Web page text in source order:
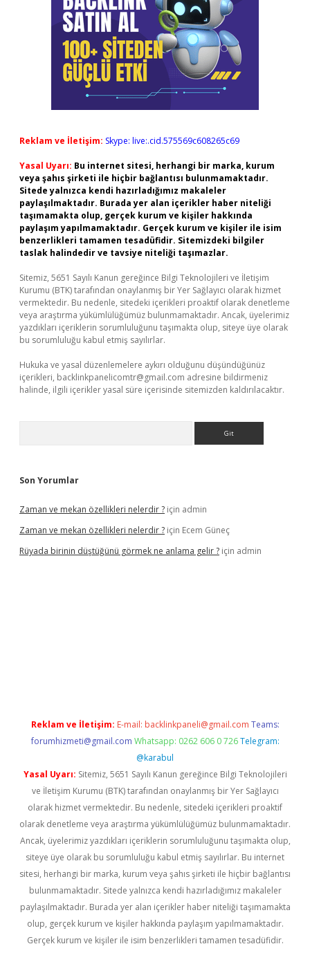
Reklam ve İletişim: Skype: live:.cid.575569c608265c69
Yasal Uyarı: Bu internet sitesi, herhangi bir marka, kurum
veya şahıs şirketi ile hiçbir bağlantısı bulunmamaktadır.
Sitede yalnızca kendi hazırladığımız makaleler
paylaşılmaktadır. Burada yer alan içerikler haber niteliği
taşımamakta olup, gerçek kurum ve kişiler hakkında
paylaşım yapılmamaktadır. Gerçek kurum ve kişiler ile isim
benzerlikleri tamamen tesadüfidir. Sitemizdeki bilgiler
taslak halindedir ve tavsiye niteliği taşımazlar.
Sitemiz, 5651 Sayılı Kanun gereğince Bilgi Teknolojileri ve İletişim
Kurumu (BTK) tarafından onaylanmış bir Yer Sağlayıcı olarak hizmet
vermektedir. Bu nedenle, sitedeki içerikleri proaktif olarak denetleme
veya araştırma yükümlülüğümüz bulunmamaktadır. Ancak, üyelerimiz
yazdıkları içeriklerin sorumluluğunu taşımakta olup, siteye üye olarak
bu sorumluluğu kabul etmiş sayılırlar.
Hukuka ve yasal düzenlemelere aykırı olduğunu düşündüğünüz
içerikleri, backlinkpanelicomtr@gmail.com adresine bildirmeniz
halinde, ilgili içerikler yasal süre içerisinde sitemizden kaldırılacaktır.
Son Yorumlar
Zaman ve mekan özellikleri nelerdir ? için admin
Zaman ve mekan özellikleri nelerdir ? için Ecem Güneç
Rüyada birinin düştüğünü görmek ne anlama gelir ? için admin
Reklam ve İletişim: E-mail: backlinkpaneli@gmail.com Teams:
forumhizmeti@gmail.com Whatsapp: 0262 606 0 726 Telegram:
@karabul
Yasal Uyarı: Sitemiz, 5651 Sayılı Kanun gereğince Bilgi Teknolojileri
ve İletişim Kurumu (BTK) tarafından onaylanmış bir Yer Sağlayıcı
olarak hizmet vermektedir. Bu nedenle, sitedeki içerikleri proaktif
olarak denetleme veya araştırma yükümlülüğümüz bulunmamaktadır.
Ancak, üyelerimiz yazdıkları içeriklerin sorumluluğunu taşımakta olup,
siteye üye olarak bu sorumluluğu kabul etmiş sayılırlar. Bu internet
sitesi, herhangi bir marka, kurum veya şahıs şirketi ile hiçbir bağlantısı
bulunmamaktadır. Sitede yalnızca kendi hazırladığımız makaleler
paylaşılmaktadır. Burada yer alan içerikler haber niteliği taşımamakta
olup, gerçek kurum ve kişiler hakkında paylaşım yapılmamaktadır.
Gerçek kurum ve kişiler ile isim benzerlikleri tamamen tesadüfidir.